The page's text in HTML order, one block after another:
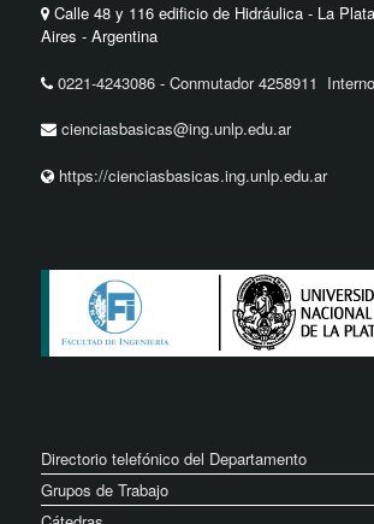
Calle 48 y 116 edificio de Hidráulica - La
Aires - Argentina
0221-4243086 -Conmutador 4258911
cienciasbasicas@ing.unlp.edu.ar
https://cienciasbasicas.ing.unlp.edu.ar
Directorio telefónico del Departamento
Grupos de Trabajo